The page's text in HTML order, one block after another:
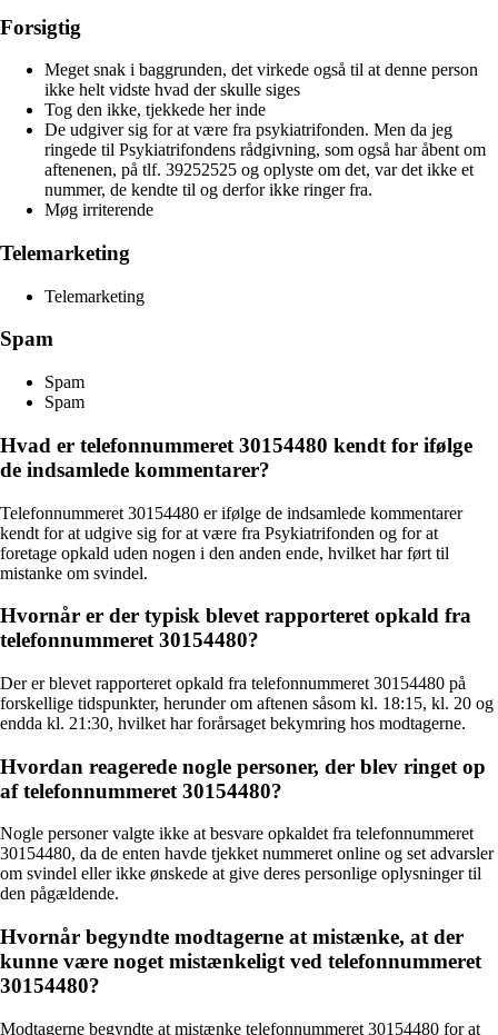
Forsigtig
Meget snak i baggrunden, det virkede også til at denne person
ikke helt vidste hvad der skulle siges
Tog den ikke, tjekkede her inde
De udgiver sig for at være fra psykiatrifonden. Men da jeg
ringede til Psykiatrifondens rådgivning, som også har åbent om
aftenenen, på tlf. 39252525 og oplyste om det, var det ikke et
nummer, de kendte til og derfor ikke ringer fra.
Møg irriterende
Telemarketing
Telemarketing
Spam
Spam
Spam
Hvad er telefonnummeret 30154480 kendt for ifølge
de indsamlede kommentarer?
Telefonnummeret 30154480 er ifølge de indsamlede kommentarer
kendt for at udgive sig for at være fra Psykiatrifonden og for at
foretage opkald uden nogen i den anden ende, hvilket har ført til
mistanke om svindel.
Hvornår er der typisk blevet rapporteret opkald fra
telefonnummeret 30154480?
Der er blevet rapporteret opkald fra telefonnummeret 30154480 på
forskellige tidspunkter, herunder om aftenen såsom kl. 18:15, kl. 20 og
endda kl. 21:30, hvilket har forårsaget bekymring hos modtagerne.
Hvordan reagerede nogle personer, der blev ringet op
af telefonnummeret 30154480?
Nogle personer valgte ikke at besvare opkaldet fra telefonnummeret
30154480, da de enten havde tjekket nummeret online og set advarsler
om svindel eller ikke ønskede at give deres personlige oplysninger til
den pågældende.
Hvornår begyndte modtagerne at mistænke, at der
kunne være noget mistænkeligt ved telefonnummeret
30154480?
Modtagerne begyndte at mistænke telefonnummeret 30154480 for at